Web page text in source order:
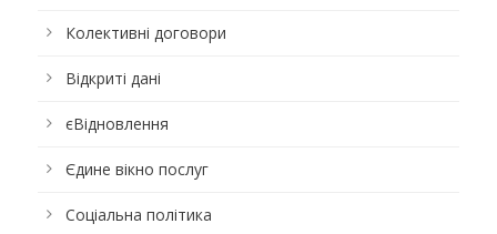
Колективні договори
Відкриті дані
єВідновлення
Єдине вікно послуг
Соціальна політика